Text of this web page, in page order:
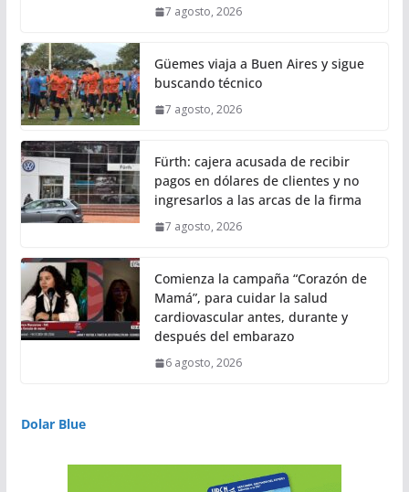
7 agosto, 2026
Güemes viaja a Buen Aires y sigue
buscando técnico
7 agosto, 2026
Fürth: cajera acusada de recibir
pagos en dólares de clientes y no
ingresarlos a las arcas de la firma
7 agosto, 2026
Comienza la campaña “Corazón de
Mamá”, para cuidar la salud
cardiovascular antes, durante y
después del embarazo
6 agosto, 2026
Dolar Blue